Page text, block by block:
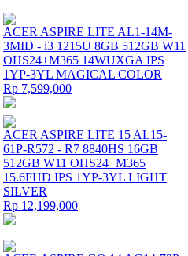
ACER ASPIRE LITE AL1-14M-
3MID - i3 1215U 8GB 512GB W11
OHS24+M365 14WUXGA IPS
1YP-3YL MAGICAL COLOR
Rp 7,599,000
ACER ASPIRE LITE 15 AL15-
61P-R572 - R7 8840HS 16GB
512GB W11 OHS24+M365
15.6FHD IPS 1YP-3YL LIGHT
SILVER
Rp 12,199,000